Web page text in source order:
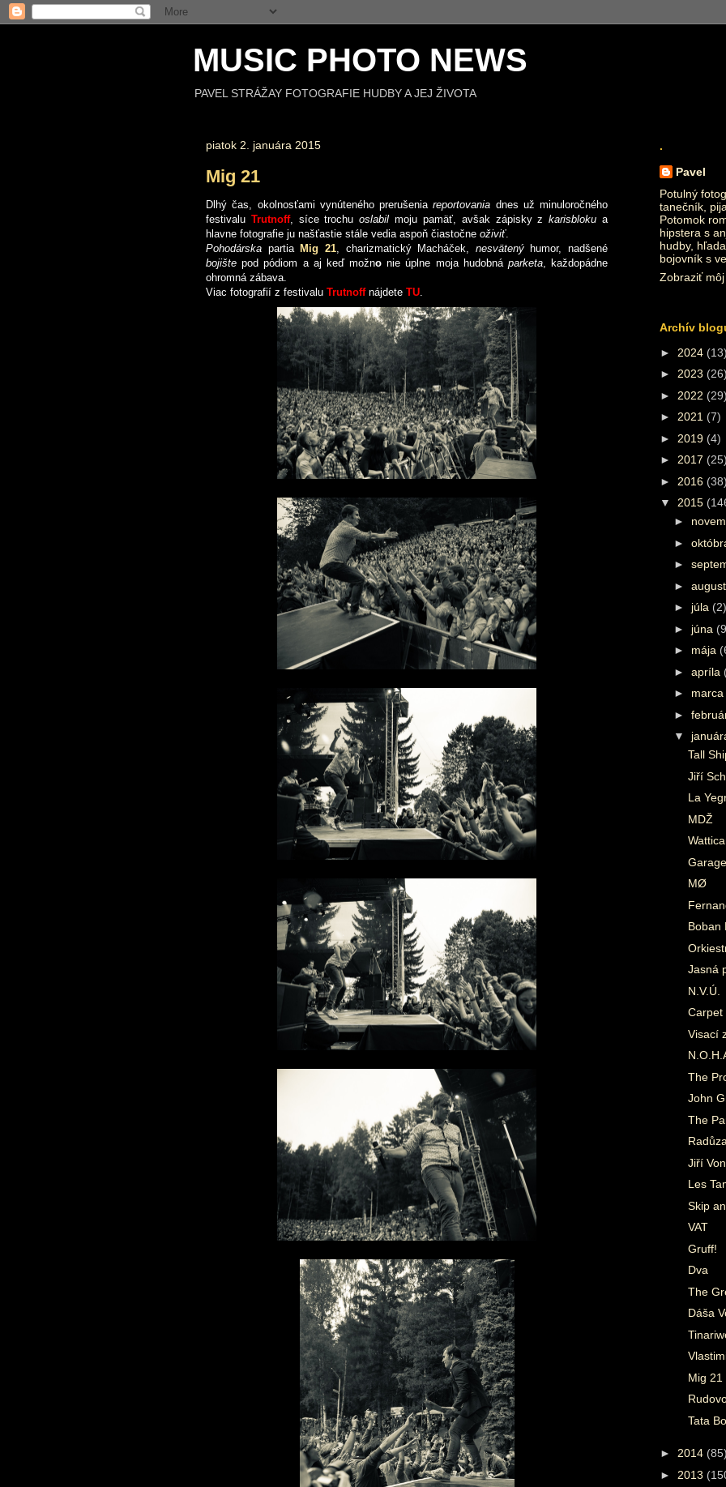
MUSIC PHOTO NEWS
PAVEL STRÁŽAY FOTOGRAFIE HUDBY A JEJ ŽIVOTA
piatok 2. januára 2015
Mig 21
Dlhý čas, okolnosťami vynúteného prerušeniareportovania dnes už minuloročného
festivalu Trutnoff, síce trochuoslabil moju pamäť, avšak zápisky zkarisbloku a
hlavne fotografie ju našťastie stále vedia aspoň čiastočne oživiť.
Pohodárska partia Mig 21, charizmatický Macháček, nesvätenýhumor, nadšené
bojište pod pódiom a aj keď možno nie úplne moja hudobná parketa, každopádne
ohromná zábava.
Viac fotografií z festivalu Trutnoffnájdete TU.
.
Pavel
Potulný
tanečník,
Potomok
hipstera s
hudby,
bojovník s
Zobraziť
Archív
► 2024
► 2023
► 2022
► 2021 (7)
► 2019 (4)
► 2017
► 2016
▼ 2015
►
►
►
►
► júla (2)
► júna
► mája
► apríla
► marca
►
▼
Tall
Jiří
La
MDŽ
MØ
Boban
Jasná
N.V.Ú.
Carpet
Visací
The
John
The
Jiří
Les
Skip
VAT
Gruff!
Dva
The
Dáša
Mig 21
Tata
► 2014
► 2013